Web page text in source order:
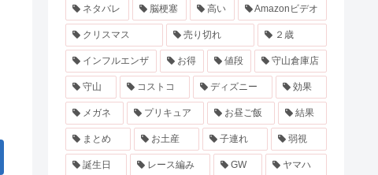
ネタバレ 脳梗塞 高い Amazonビデオ
クリスマス 売り切れ ２歳
インフルエンザ お得 値段 守山倉庫店
守山 コストコ ディズニー 効果
メガネ プリキュア お昼ご飯 結果
まとめ お土産 子連れ 弱視
誕生日 レース編み GW ヤマハ